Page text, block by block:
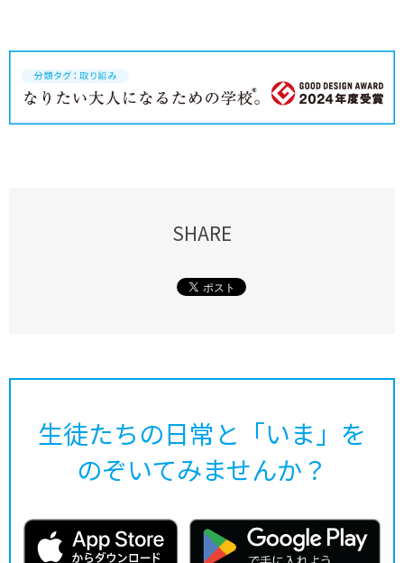
SHARE
生徒たちの日常と「いま」を
のぞいてみませんか？